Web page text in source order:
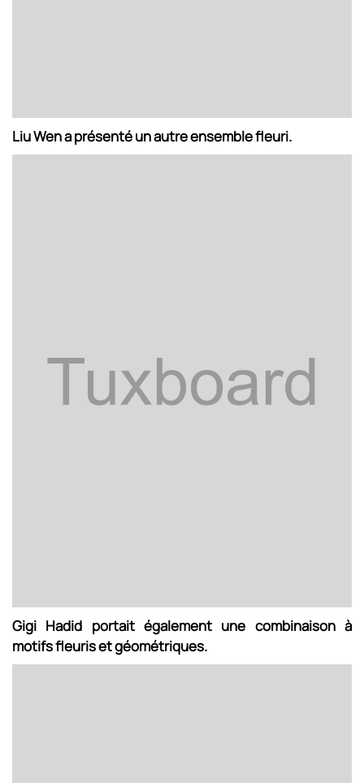
Liu Wen a présenté un autre ensemble fleuri.
Gigi Hadid portait également une combinaison à
motifs fleuris et géométriques.